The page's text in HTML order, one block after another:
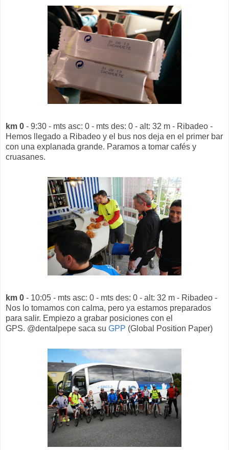
km 0 - 9:30 - mts asc: 0 - mts des: 0 - alt: 32 m - Ribadeo -
Hemos llegado a Ribadeo y el bus nos deja en el primer bar
con una explanada grande. Paramos a tomar cafés y
cruasanes.
km 0 - 10:05 - mts asc: 0 - mts des: 0 - alt: 32 m - Ribadeo -
Nos lo tomamos con calma, pero ya estamos preparados
para salir. Empiezo a grabar posiciones con el
GPS. @dentalpepe saca su GPP (Global Position Paper)